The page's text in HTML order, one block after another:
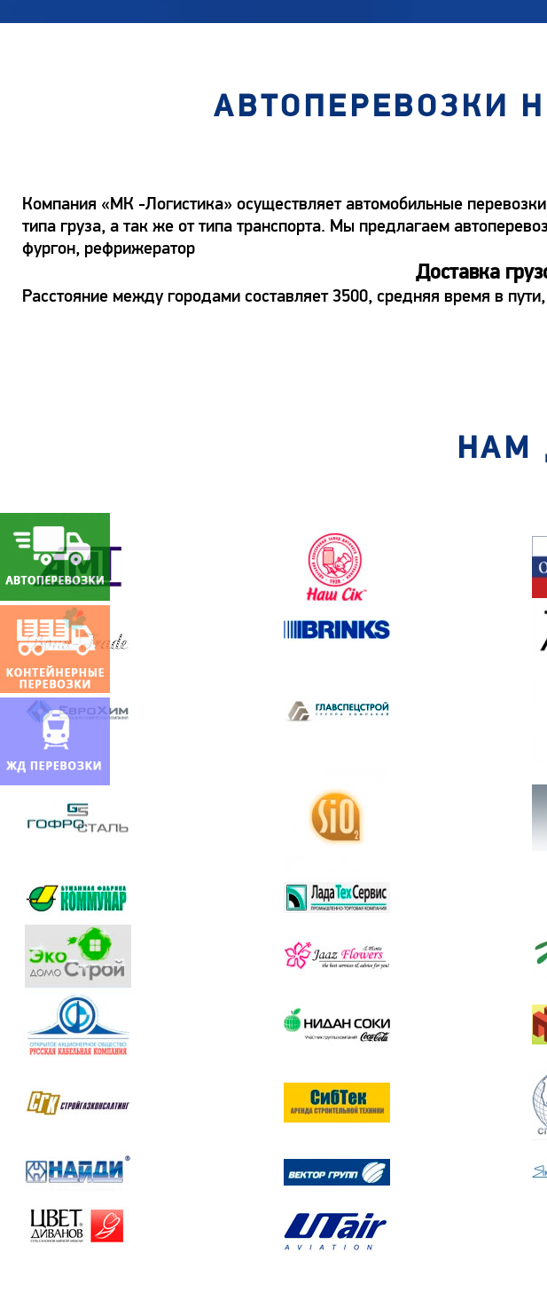
АВТОПЕРЕВОЗКИ
Компания «МК -Логистика» осуществляет автомобильные
типа груза, а так же от типа транспорта. Мы предлагаем
фургон, рефрижератор
Доставка
Расстояние между городами составляет 3500, средняя время в
НАМ